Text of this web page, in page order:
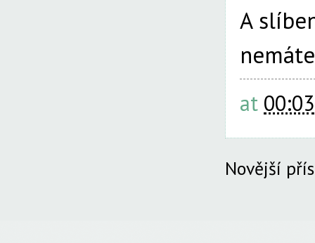
A
at 00:03
Novější